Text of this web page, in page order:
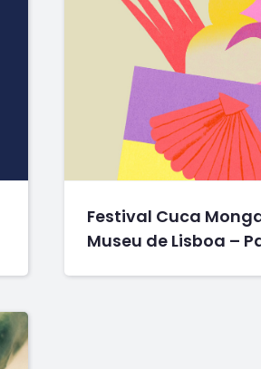
Festival Cuca
Museu de Lisboa –